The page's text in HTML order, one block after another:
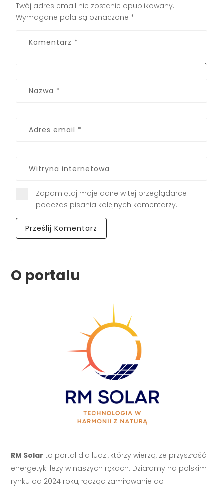
Twój adres email nie zostanie opublikowany.
Wymagane pola są oznaczone *
Zapamiętaj moje dane w tej przeglądarce
podczas pisania kolejnych komentarzy.
O portalu
RM Solar to portal dla ludzi, którzy wierzą, że przyszłość
energetyki leży w naszych rękach. Działamy na polskim
rynku od 2024 roku, łącząc zamiłowanie do